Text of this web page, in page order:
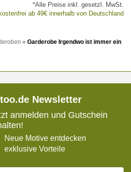
*Alle Preise inkl. gesetzl. MwSt.
ab 49€ innerhalb von Deutschland
» Garderobe Irgendwo ist immer ein
Newsletter
anmelden und Gutschein
Neue Motive entdecken
exklusive Vorteile